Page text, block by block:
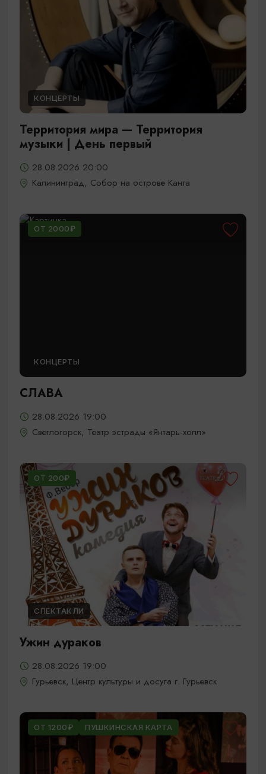
КОНЦЕРТЫ
Территория мира — Территория
музыки | День первый
28.08.2026 20:00
Калининград, Собор на острове Канта
ОТ 2000₽
КОНЦЕРТЫ
СЛАВА
28.08.2026 19:00
Светлогорск, Театр эстрады «Янтарь-холл»
ОТ 200₽
СПЕКТАКЛИ
Ужин дураков
28.08.2026 19:00
Гурьевск, Центр культуры и досуга г. Гурьевск
ОТ 1200₽ ПУШКИНСКАЯ КАРТА